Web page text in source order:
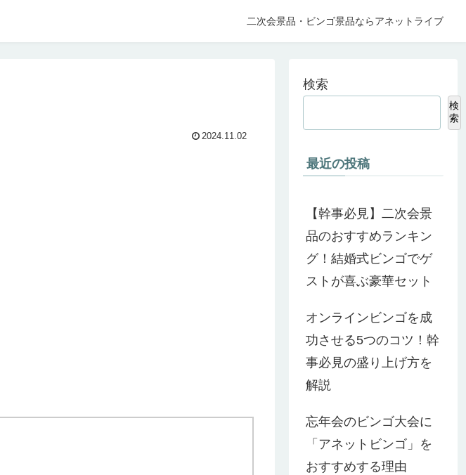
二次会景品・ビンゴ景品ならアネットライブ
2024.11.02
検索
検
索
最近の投稿
【幹事必見】二次会景
品のおすすめランキン
グ！結婚式ビンゴでゲ
ストが喜ぶ豪華セット
オンラインビンゴを成
功させる5つのコツ！幹
事必見の盛り上げ方を
解説
忘年会のビンゴ大会に
「アネットビンゴ」を
おすすめする理由